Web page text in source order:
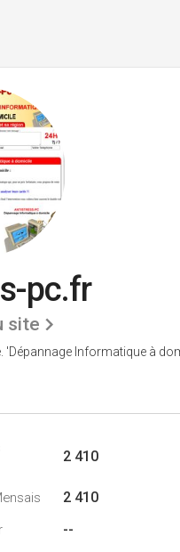
pc.fr
site
'Dépannage Informatique à
2 410
2 410
--